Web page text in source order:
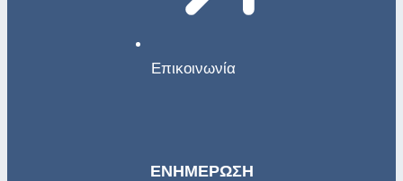
Επικοινωνία
ΕΝΗΜΕΡΩΣΗ